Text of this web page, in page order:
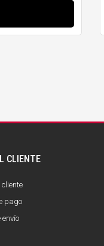
CLIENTE
pago
envío